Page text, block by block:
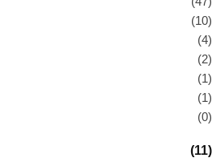
(10)
(4)
(2)
(1)
(1)
(0)
(11)